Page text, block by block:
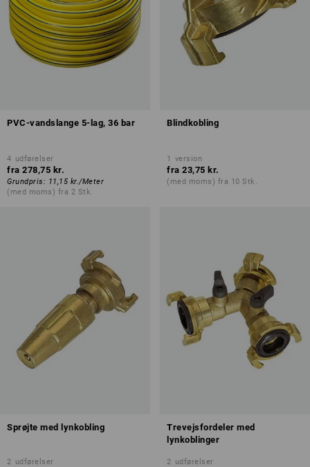
PVC-vandslange 5-lag, 36 bar
4 udførelser
fra 278,75 kr.
Grundpris: 11,15 kr./Meter
(med moms) fra 2 Stk.
Blindkobling
1 version
fra 23,75 kr.
(med moms) fra 10 Stk.
Sprøjte med lynkobling
2 udførelser
Trevejsfordeler med
lynkoblinger
2 udførelser